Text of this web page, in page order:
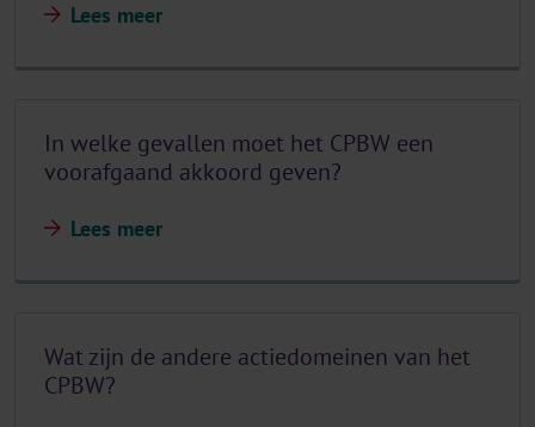
Lees meer
In welke gevallen moet het CPBW een
voorafgaand akkoord geven?
Lees meer
Wat zijn de andere actiedomeinen van het
CPBW?